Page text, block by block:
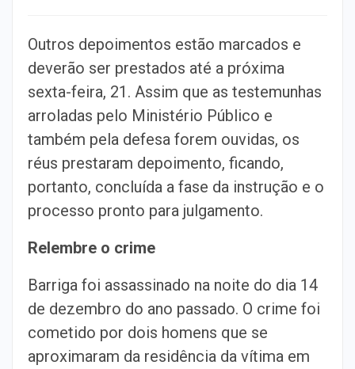
Outros depoimentos estão marcados e
deverão ser prestados até a próxima
sexta-feira, 21. Assim que as testemunhas
arroladas pelo Ministério Público e
também pela defesa forem ouvidas, os
réus prestaram depoimento, ficando,
portanto, concluída a fase da instrução e o
processo pronto para julgamento.
Relembre o crime
Barriga foi assassinado na noite do dia 14
de dezembro do ano passado. O crime foi
cometido por dois homens que se
aproximaram da residência da vítima em